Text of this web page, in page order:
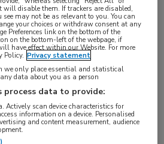
prof. dr. Bas Bloem heeft
ontvangen. De prijs wordt
een inspirerende
grote impact op het leven
heeft of mensen met
manier bij zijn
disable them. If trackers are disabled,
may not be as relevant to you. You can
your choices or withdraw consent at any
Preferences link on the bottom of the
on the bottom-left of the webpage, if
have effect within our Website. For more
Policy. Privacy statement
we only place essential and statistical
data about you as a person
process data to provide:
Actively scan device characteristics for
information on a device. Personalised
and content measurement, audience